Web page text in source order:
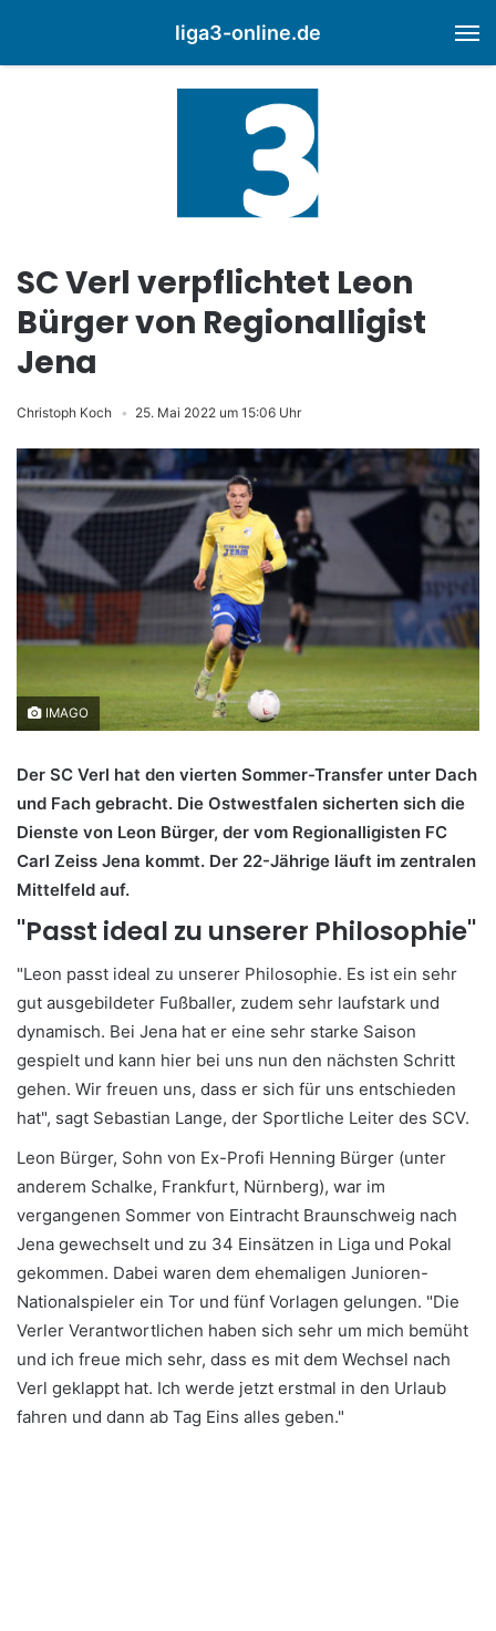
liga3-online.de
SC Verl verpflichtet Leon
Bürger von Regionalligist
Jena
Christoph Koch 25. Mai 2022 um 15:06 Uhr
IMAGO
Der SC Verl hat den vierten Sommer-Transfer unter Dach
und Fach gebracht. Die Ostwestfalen sicherten sich die
Dienste von Leon Bürger, der vom Regionalligisten FC
Carl Zeiss Jena kommt. Der 22-Jährige läuft im zentralen
Mittelfeld auf.
"Passt ideal zu unserer Philosophie"
"Leon passt ideal zu unserer Philosophie. Es ist ein sehr
gut ausgebildeter Fußballer, zudem sehr laufstark und
dynamisch. Bei Jena hat er eine sehr starke Saison
gespielt und kann hier bei uns nun den nächsten Schritt
gehen. Wir freuen uns, dass er sich für uns entschieden
hat", sagt Sebastian Lange, der Sportliche Leiter des SCV.
Leon Bürger, Sohn von Ex-Profi Henning Bürger (unter
anderem Schalke, Frankfurt, Nürnberg), war im
vergangenen Sommer von Eintracht Braunschweig nach
Jena gewechselt und zu 34 Einsätzen in Liga und Pokal
gekommen. Dabei waren dem ehemaligen Junioren-
Nationalspieler ein Tor und fünf Vorlagen gelungen. "Die
Verler Verantwortlichen haben sich sehr um mich bemüht
und ich freue mich sehr, dass es mit dem Wechsel nach
Verl geklappt hat. Ich werde jetzt erstmal in den Urlaub
fahren und dann ab Tag Eins alles geben."